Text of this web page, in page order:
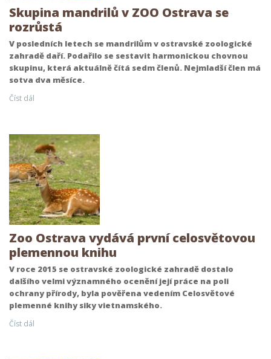
Skupina mandrilů v ZOO Ostrava se
rozrůstá
V posledních letech se mandrilům v ostravské zoologické
zahradě daří. Podařilo se sestavit harmonickou chovnou
skupinu, která aktuálně čítá sedm členů. Nejmladší člen má
sotva dva měsíce.
Číst dál
Zoo Ostrava vydává první celosvětovou
plemennou knihu
V roce 2015 se ostravské zoologické zahradě dostalo
dalšího velmi významného ocenění její práce na poli
ochrany přírody, byla pověřena vedením Celosvětové
plemenné knihy siky vietnamského.
Číst dál